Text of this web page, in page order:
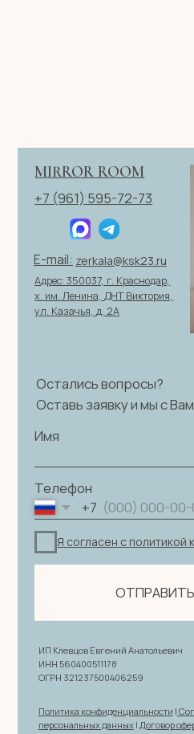
© 2026 ИП Клевцов Е.А.Все права защищены.
Политика конфиденциальности|Согласие на обработку
ИНН 560400511178
ОГРН 321237500406259